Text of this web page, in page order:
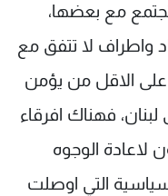
مع بعضها،
واطراف لا تتفق مع
الاقل من يؤمن
فهناك افرقاء
الوجوه
التي اوصلت